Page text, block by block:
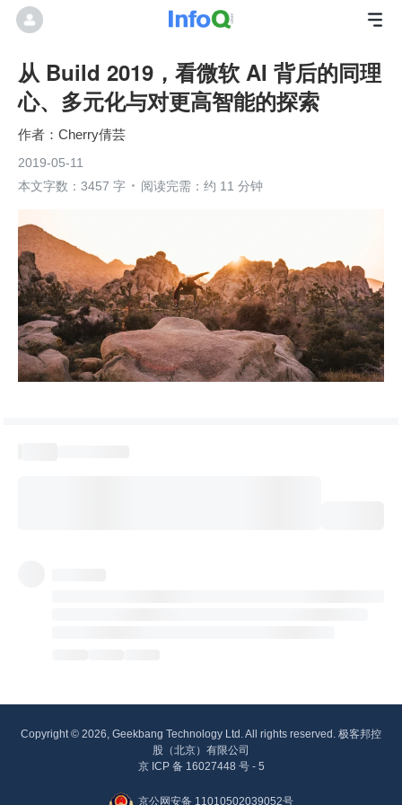
从 Build 2019，看微软 AI 背后的同理
心、多元化与对更高智能的探索
Cherry倩芸
2019-05-11
本文字数：3457 字
阅读完需：约 11 分钟
Copyright © 2026, Geekbang Technology Ltd. All rights reserved. 极客邦控
股（北京）有限公司
京 ICP 备 16027448 号 - 5
京公网安备 11010502039052号